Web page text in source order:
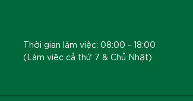
Thời gian làm việc: 08:00 - 18:00
(Làm việc cả thứ 7 & Chủ Nhật)